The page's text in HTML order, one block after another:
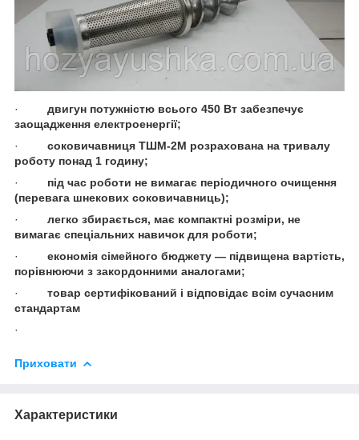
· двигун потужністю всього 450 Вт забезпечує
заощадження електроенергії;
· соковичавниця ТШМ-2М розрахована на тривалу
роботу понад 1 годину;
· під час роботи не вимагає періодичного очищення
(перевага шнекових соковичавниць);
· легко збирається, має компактні розміри, не
вимагає спеціальних навичок для роботи;
· економія сімейного бюджету — підвищена вартість,
порівнюючи з закордонними аналогами;
· товар сертифікований і відповідає всім сучасним
стандартам
·
Приховати
Характеристики